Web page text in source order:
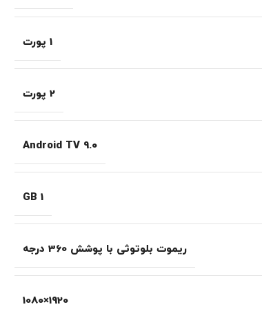
1 پورت
2 پورت
Android TV 9.0
1 GB
ریموت بلوتوثی با پوشش 360 درجه
1920×1080